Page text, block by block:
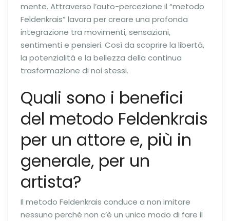
mente. Attraverso l’auto-percezione il “metodo
Feldenkrais” lavora per creare una profonda
integrazione tra movimenti, sensazioni,
sentimenti e pensieri. Così da scoprire la libertà,
la potenzialità e la bellezza della continua
trasformazione di noi stessi.
Quali sono i benefici
del metodo Feldenkrais
per un attore e, più in
generale, per un
artista?
Il metodo Feldenkrais conduce a non imitare
nessuno perché non c’è un unico modo di fare il